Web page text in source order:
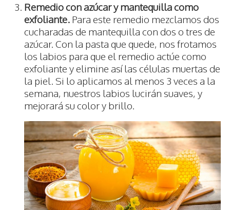
Remedio con azúcar y mantequilla como
exfoliante.Para este remedio mezclamos dos
cucharadas de mantequilla con dos o tres de
azúcar. Con la pasta que quede, nos frotamos
los labios para que el remedio actúe como
exfoliante y elimine así las células muertas de
la piel. Si lo aplicamos al menos 3 veces a la
semana, nuestros labios lucirán suaves, y
mejorará su color y brillo.